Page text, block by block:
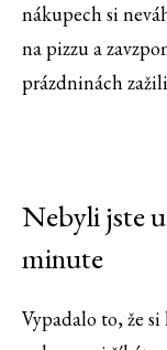
nákupech si
na pizzu a
prázdninách
Nebyli jste
minute
Vypadalo to, že